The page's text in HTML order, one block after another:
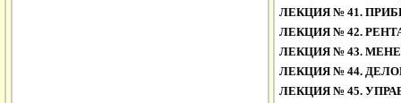
ЛЕКЦИЯ № 41.
ЛЕКЦИЯ № 42.
ЛЕКЦИЯ № 43.
ЛЕКЦИЯ № 44.
ЛЕКЦИЯ № 45.